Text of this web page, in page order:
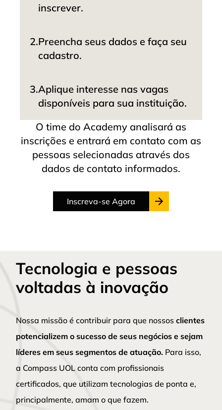
inscrever.
2.Preencha seus dados e faça seu
cadastro.
3.Aplique interesse nas vagas
disponíveis para sua instituição.
O time do Academy analisará as
inscrições e entrará em contato com as
pessoas selecionadas através dos
dados de contato informados.
Inscreva-se Agora
Tecnologia e pessoas
voltadas à inovação
Nossa missão é contribuir para que nossos clientes
potencializem o sucesso de seus negócios e sejam
líderes em seus segmentos de atuação. Para isso,
a Compass UOL conta com profissionais
certificados, que utilizam tecnologias de ponta e,
principalmente, amam o que fazem.